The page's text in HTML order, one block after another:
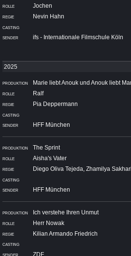
Jochen
Nevin Hahn
ifs - Internationale Filmschule Köln
Marie liebt Anouk und Anouk liebt
Ralf
Pia Deppermann
HFF München
The Sprint
Aisha's Vater
Diego Oliva Tejeda, Zhamilya Sakhari
HFF München
Ich verstehe Ihren Unmut
Herr Nowak
Kilian Armando Friedrich